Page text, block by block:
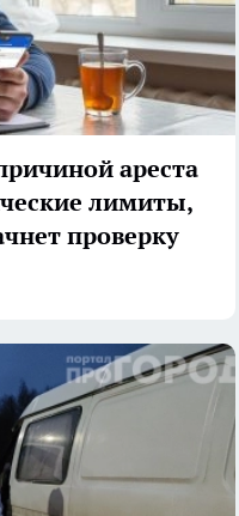
ареста
лимиты,
проверку